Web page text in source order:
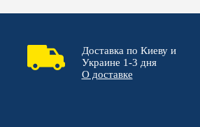
Доставка по Киеву и
Украине 1-3 дня
О доставке